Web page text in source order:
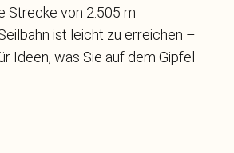
Strecke von 2.505 m
ist leicht zu erreichen –
Ideen, was Sie auf dem Gipfel